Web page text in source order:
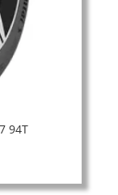
94T